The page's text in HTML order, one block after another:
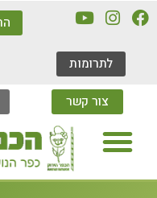
לתרומות
צור קשר